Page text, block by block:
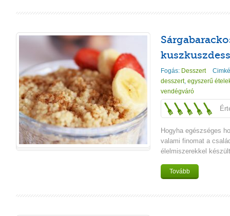
Fogás: Desszert
desszert, egyszerű
vendégváró
Hogyha egészséges
valami finomat a
élelmiszerekkel
Tovább